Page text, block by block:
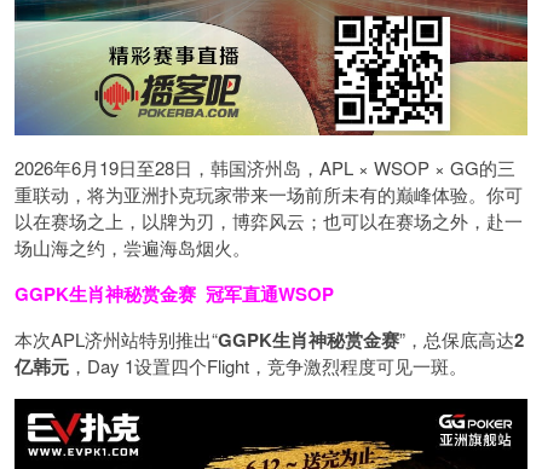
2026年6月19日至28日，韩国济州岛，APL × WSOP × GG的三
重联动，将为亚洲扑克玩家带来一场前所未有的巅峰体验。 你可
以在赛场之上，以牌为刃，博弈风云；也可以在赛场之外，赴一
场山海之约，尝遍海岛烟火。
GGPK生肖神秘赏金赛 冠军直通WSOP
本次APL济州站特别推出“GGPK生肖神秘赏金赛”，总保底高达2
亿韩元 ，Day 1设置四个Flight，竞争激烈程度可见一斑。